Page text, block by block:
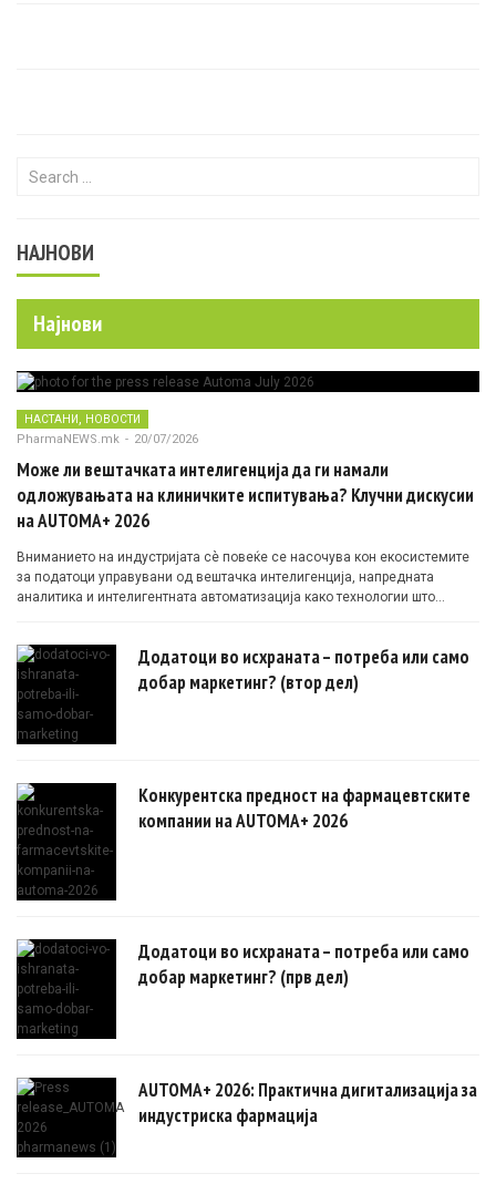
Search for:
НАЈНОВИ
Најнови
НАСТАНИ, НОВОСТИ
PharmaNEWS.mk - 20/07/2026
Може ли вештачката интелигенција да ги намали
одложувањата на клиничките испитувања? Клучни дискусии
на AUTOMA+ 2026
Вниманието на индустријата сè повеќе се насочува кон екосистемите
за податоци управувани од вештачка интелигенција, напредната
аналитика и интелигентната автоматизација како технологии што
Додатоци во исхраната – потреба или само
добар маркетинг? (втор дел)
Конкурентска предност на фармацевтските
компании на AUTOMA+ 2026
Додатоци во исхраната – потреба или само
добар маркетинг? (прв дел)
AUTOMA+ 2026: Практична дигитализација за
индустриска фармација